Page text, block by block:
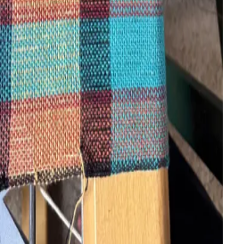
Tezgahı Üretimi ve İlk
tezgahları ekonomik ve
İlk atkı deneyimi teknik
birlikte paylaşılıyor.
Zorlukları ve
ve Pratik Yaklaşımlar
doğru yerleştirilmesi ve tezgah
Sabır ve pratikle öğrenilen bu
oluşturur.